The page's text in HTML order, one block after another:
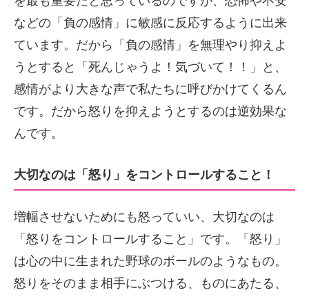
などの「負の感情」に敏感に反応するように出来
ています。だから「負の感情」を無理やり抑えよ
うとすると「死んじゃうよ！気づいて！！」と、
感情がより大きな声で私たちに呼びかけてくるん
です。だから怒りを抑えようとするのは逆効果な
んです。
大切なのは「怒り」をコントロールすること！
増幅させないためにも怒っていい、大切なのは
「怒りをコントロールすること」です。「怒り」
は心の中に生まれた野球のボールのようなもの。
怒りをそのまま相手にぶつける、ものにあたる、